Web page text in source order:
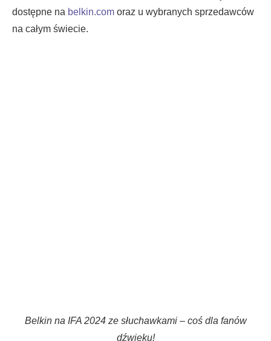
dostępne na belkin.com oraz u wybranych sprzedawców
na całym świecie.
Belkin na IFA 2024 ze słuchawkami – coś dla fanów
dźwięku!